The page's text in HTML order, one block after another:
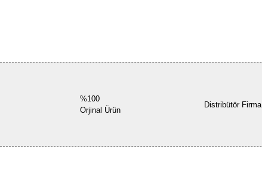
%100
Orjinal Ürün
Distribütör Firma